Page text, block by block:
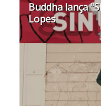
Buddha lança
Lopes